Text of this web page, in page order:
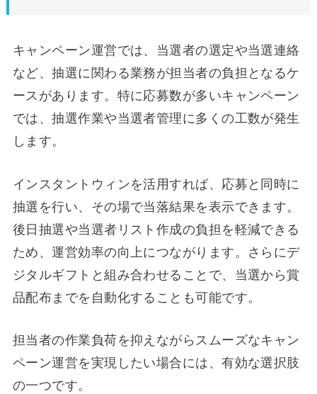
キャンペーン運営では、当選者の選定や当選連絡
など、抽選に関わる業務が担当者の負担となるケ
ースがあります。特に応募数が多いキャンペーン
では、抽選作業や当選者管理に多くの工数が発生
します。
インスタントウィンを活用すれば、応募と同時に
抽選を行い、その場で当落結果を表示できます。
後日抽選や当選者リスト作成の負担を軽減できる
ため、運営効率の向上につながります。さらにデ
ジタルギフトと組み合わせることで、当選から賞
品配布までを自動化することも可能です。
担当者の作業負荷を抑えながらスムーズなキャン
ペーン運営を実現したい場合には、有効な選択肢
の一つです。